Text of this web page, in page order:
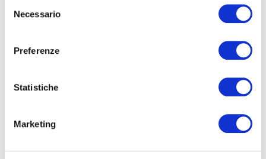
delNecessario
Preferenze
Statistiche
Marketing